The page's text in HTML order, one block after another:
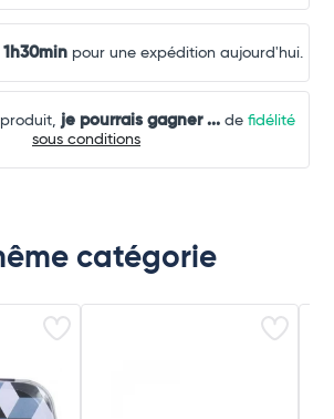
1h30minpour une expédition aujourd'hui.
je pourrais gagner ...de fidélité
sous conditions
catégorie